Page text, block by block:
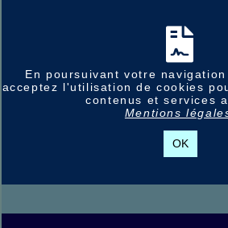
En poursuivant votre
acceptez l'utilisation de cookies
contenus et services
Mentions
OK